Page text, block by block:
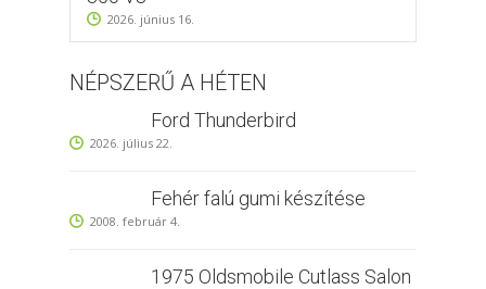
2026. június 16.
NÉPSZERŰ A HÉTEN
Ford Thunderbird
2026. július 22.
Fehér falú gumi készítése
2008. február 4.
1975 Oldsmobile Cutlass Salon